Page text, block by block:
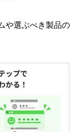
や選ぶべき製品の